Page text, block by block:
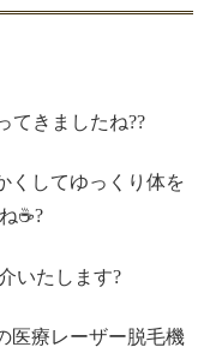
てきましたね??
くしてゆっくり体を
☕️?
いたします?
医療レーザー脱毛機